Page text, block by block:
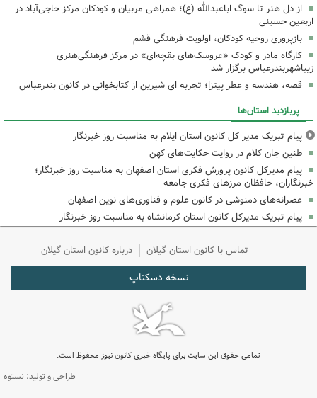
از دل هنر تا سوگ اباعبدالله (ع)؛ همراهی مربیان و کودکان مرکز حاجی‌آباد در
اربعین حسینی
بازپروری روحیه کودکان، اولویت فرهنگی قشم
کارگاه مادر و کودک «عروسک‌های بقچه‌ای» در مرکز فرهنگی‌هنری
زیباشهربندرعباس برگزار شد
قصه، هندسه و عطر پیتزا؛ تجربه ای شیرین از کتابخوانی در کانون بندرعباس
پربازدید استان‌ها
پیام تبریک مدیر کل کانون استان ایلام به مناسبت روز خبرنگار
طنین جان کلام در روایت حکایت‌های کهن
پیام مدیرکل کانون پرورش فکری استان اصفهان به مناسبت روز خبرنگار؛
خبرنگاران، حافظان مرزهای فکری جامعه
عصرانه‌های دمنوشی در کانون علوم و فناوری‌های نوین اصفهان
پیام تبریک مدیرکل کانون استان کرمانشاه به مناسبت روز خبرنگار
تماس با کانون استان گیلان درباره کانون استان گیلان
نسخه دسکتاپ
تمامی حقوق این سایت برای پایگاه خبری کانون نیوز محفوظ است.
طراحی و تولید: نستوه